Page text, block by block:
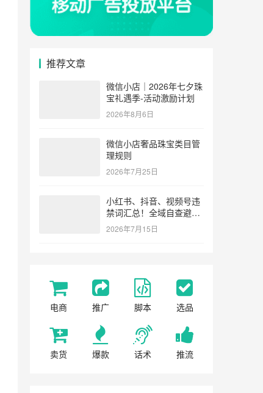
推荐文章
微信小店｜2026年七夕珠
宝礼遇季-活动激励计划
2026年8月6日
微信小店奢品珠宝类目管
理规则
2026年7月25日
小红书、抖音、视频号违
禁词汇总！全域自查避坑
指南
2026年7月15日
电商 推广 脚本 选品
卖货 爆款 话术 推流